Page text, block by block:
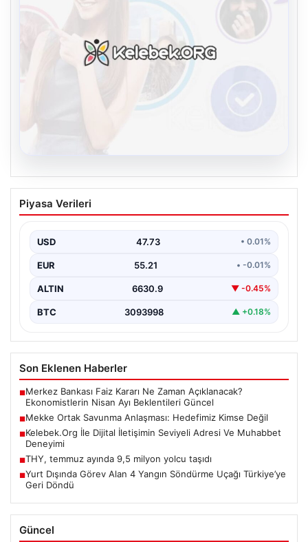
Kelebek.Org İle Dijital İletişimin Seviyeli
Adresi Ve Muhabbet Deneyimi
kurması kritik bir hassasiyet taşımaktadır. Halen pek…
Piyasa Verileri
USD 47.73 • 0.01%
EUR 55.21 • -0.01%
ALTIN 6630.9 ▼ -0.45%
BTC 3093998 ▲ +0.18%
Son Eklenen Haberler
■Merkez Bankası Faiz Kararı Ne Zaman Açıklanacak?
Ekonomistlerin Nisan Ayı Beklentileri Güncel
■Mekke Ortak Savunma Anlaşması: Hedefimiz Kimse Değil
■Kelebek.Org İle Dijital İletişimin Seviyeli Adresi Ve Muhabbet
Deneyimi
■THY, temmuz ayında 9,5 milyon yolcu taşıdı
■Yurt Dışında Görev Alan 4 Yangın Söndürme Uçağı Türkiye’ye
Geri Döndü
Güncel